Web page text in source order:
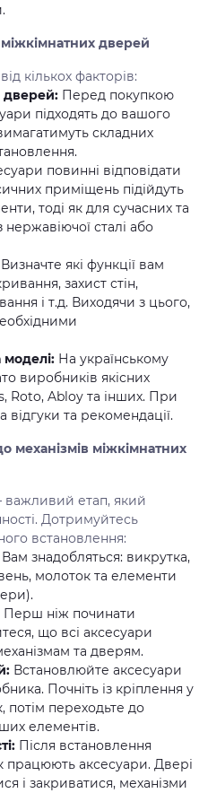
дверей
кількох факторів:
дверей: Перед покупкою
підходять до вашого
складних
повинні відповідати
приміщень підійдуть
тоді як для сучасних та
сталі або
Визначте які функції вам
захист стін,
і т.д. Виходячи з цього,
На українському
виробників якісних
Roto, Abloy та інших. При
відгуки та рекомендації.
механізмів міжкімнатних
важливий етап, який
Дотримуйтесь
встановлення:
Вам знадобляться: викрутка,
молоток та елементи
Перш ніж починати
що всі аксесуари
та дверям.
Встановлюйте аксесуари
Почніть із кріплення у
потім переходьте до
елементів.
Після встановлення
працюють аксесуари. Двері
і закриватися, механізми